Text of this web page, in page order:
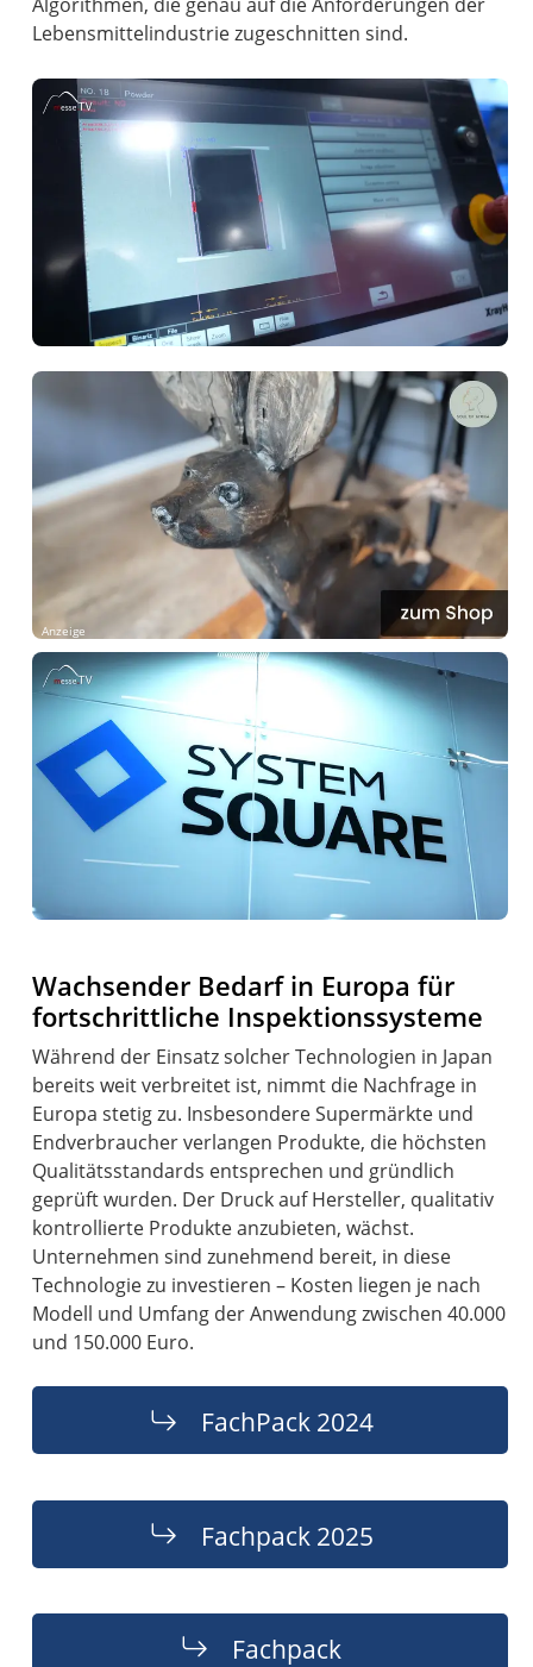
Algorithmen, die genau auf die Anforderungen der
Lebensmittelindustrie zugeschnitten sind.
Anzeige
Wachsender Bedarf in Europa für
fortschrittliche Inspektionssysteme
Während der Einsatz solcher Technologien in Japan
bereits weit verbreitet ist, nimmt die Nachfrage in
Europa stetig zu. Insbesondere Supermärkte und
Endverbraucher verlangen Produkte, die höchsten
Qualitätsstandards entsprechen und gründlich
geprüft wurden. Der Druck auf Hersteller, qualitativ
kontrollierte Produkte anzubieten, wächst.
Unternehmen sind zunehmend bereit, in diese
Technologie zu investieren – Kosten liegen je nach
Modell und Umfang der Anwendung zwischen 40.000
und 150.000 Euro.
FachPack 2024
Fachpack 2025
Fachpack